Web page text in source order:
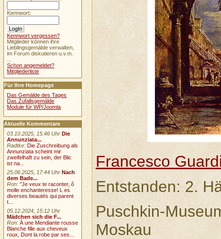
Francesco
Entstanden: 2.
Puschkin-
Moskau
Kennwort:
Kennwort vergessen?
Mitglieder können ihre
Lieblingsgemälde verwalten,
im Forum diskutieren u.v.m.
Schon angemeldet?
Mitgliederliste
Für Ihre Homepage
Das Gemälde des Tages
Das Zufallsgemälde
Module für WP/Joomla
Aktuelle Kommentare
03.10.2025, 15:46 Uhr Die
Annunziata...
Radtke: Die Zuschreibung als
Annunziata scheint mir
zweifelhaft zu sein, der Blic
ist na...
25.06.2025, 17:44 Uhr Nach
dem Bade...
Ron:"Je veux te raconter, ô
molle enchanteresse! L es
diverses beautés qui parent
t...
05.12.2024, 15:12 Uhr
Mädchen sich die F...
Ron:À une Mendiante rousse
Blanche fille aux cheveux
roux, Dont la robe par ses...